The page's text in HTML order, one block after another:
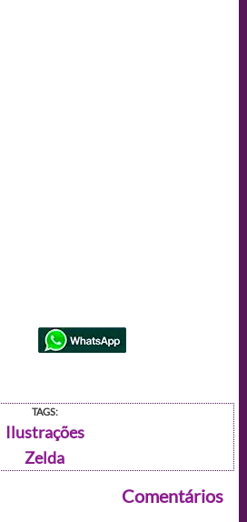
TAGS:
Ilustrações
Zelda
Comentários